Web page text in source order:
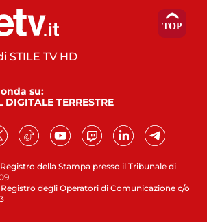
della Stampa presso il Tribunale di
degli Operatori di Comunicazione c/o
STILE TV HD
onda su:
TERRESTRE